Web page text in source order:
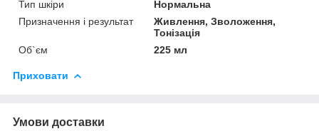
Тип шкіри
Нормальна
Призначення і результат
Живлення, Зволоження,
Тонізація
Об`єм
225 мл
Приховати
Умови доставки